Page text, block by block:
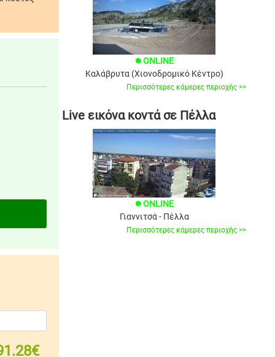
brightness_1 ONLINE
Καλάβρυτα (Χιονοδρομικό Κέντρο)
Περισσότερες κάμερες περιοχής >>
Live εικόνα κοντά σε Πέλλα
brightness_1 ONLINE
Γιαννιτσά - Πέλλα
Περισσότερες κάμερες περιοχής >>